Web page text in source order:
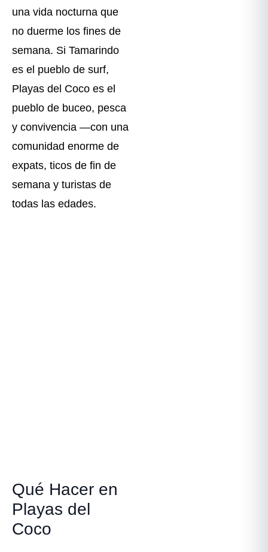
una vida nocturna que
no duerme los fines de
semana. Si Tamarindo
es el pueblo de surf,
Playas del Coco es el
pueblo de buceo, pesca
y convivencia —con una
comunidad enorme de
expats, ticos de fin de
semana y turistas de
todas las edades.
Qué Hacer en
Playas del
Coco